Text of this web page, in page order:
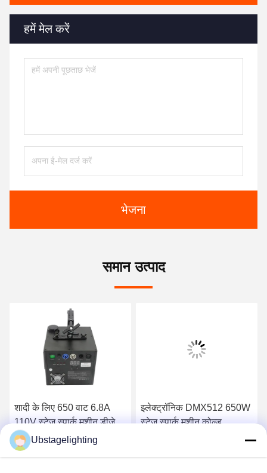
हमें मेल करें
भेजना
समान उत्पाद
शादी के लिए 650 वाट 6.8A
110V स्टेज स्पार्क मशीन डीजे
स्पार्कलर मशीन
इलेक्ट्रॉनिक DMX512 650W
स्टेज स्पार्क मशीन कोल्ड
Ubstagelighting